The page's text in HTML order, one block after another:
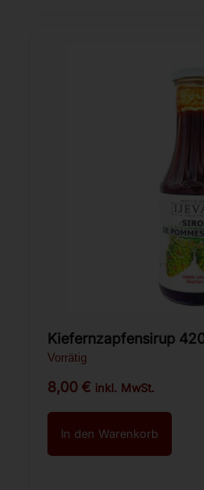
Vorrätig
8,00€ inkl. MwSt.
In den Warenkorb